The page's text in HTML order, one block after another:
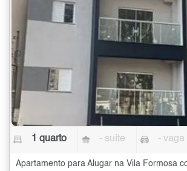
1 quarto - suíte - vaga
Apartamento para Alugar na Vila Formosa